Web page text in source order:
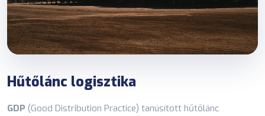
Hűtőlánc logisztika
GDP (Good Distribution Practice) tanúsított hűtőlánc